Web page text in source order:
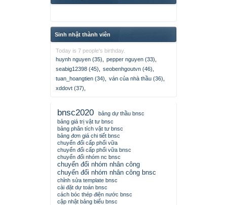
Sinh nhật thành viên
Today is 7 people's birthday.
huynh nguyen (35)
pepper nguyen (33)
seabig12398 (45)
seobenhgoutvn (46)
tuan_hoangtien (34)
ván của nhà thầu (36)
xddovt (37)
bnsc2020
bảng dự thầu bnsc
bảng giá trị vật tư bnsc
bảng phân tích vật tư bnsc
bảng đơn giá chi tiết bnsc
chuyển đổi cấp phối vữa
chuyển đổi cấp phối vữa bnsc
chuyển đổi nhóm nc bnsc
chuyển đổi nhóm nhân công
chuyển đổi nhóm nhân công bnsc
chỉnh sửa template bnsc
cài đặt dự toán bnsc
cách bóc thép điện nước bnsc
cập nhật bảng biểu bnsc